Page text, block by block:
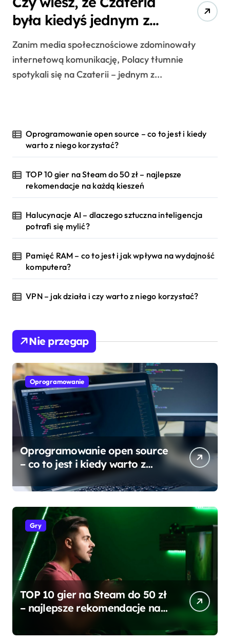
była kiedyś jednym z
najpopularniejszych
miejsc w polskim
internecie?
Zanim media społecznościowe zdominowały
internetową komunikację, Polacy tłumnie
spotykali się na Czaterii – jednym z...
Oprogramowanie open source – co to jest i kiedy
warto z niego korzystać?
TOP 10 gier na Steam do 50 zł – najlepsze
rekomendacje na każdą kieszeń
Halucynacje AI – dlaczego sztuczna inteligencja
potrafi się mylić?
Pamięć RAM – co to jest i jak wpływa na wydajność
komputera?
VPN – jak działa i czy warto z niego korzystać?
Nie przegap
Oprogramowanie
Oprogramowanie open source
– co to jest i kiedy warto z
niego korzystać?
Gry
TOP 10 gier na Steam do 50 zł
– najlepsze rekomendacje na
każdą kieszeń